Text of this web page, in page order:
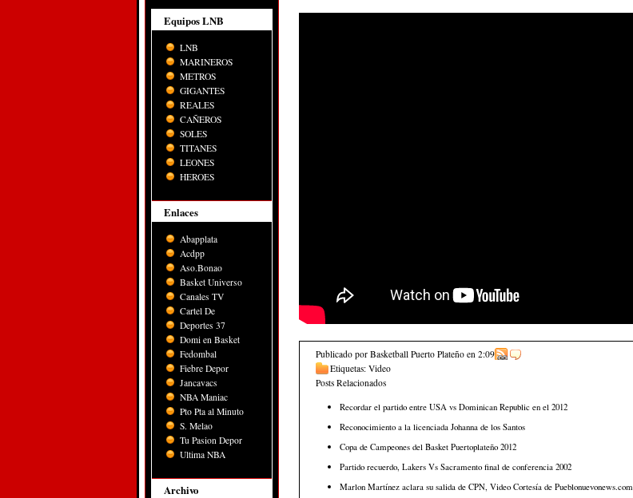
Equipos LNB
LNB
MARINEROS
METROS
GIGANTES
REALES
CAÑEROS
SOLES
TITANES
LEONES
HEROES
Enlaces
Abapplata
Acdpp
Aso.Bonao
Basket Universo
Canales TV
Cartel De
Deportes 37
Domi en Basket
Fedombal
Fiebre Depor
Jancavacs
NBA Maniac
Pto Pta al Minuto
S. Melao
Tu Pasion Depor
Ultima NBA
Archivo
Publicado por Basketball Puerto Plateño en 2:09
Etiquetas: Video
Posts Relacionados
Recordar el partido entre USA vs Dominican Republic en el 2012
Reconocimiento a la licenciada Johanna de los Santos
Copa de Campeones del Basket Puertoplateño 2012
Partido recuerdo, Lakers Vs Sacramento final de conferencia 2002
Marlon Martínez aclara su salida de CPN, Video Cortesía de Pueblonuevonews.com